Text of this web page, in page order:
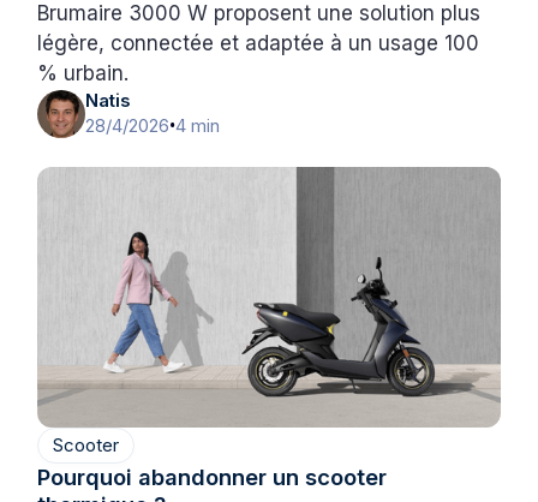
Brumaire 3000 W proposent une solution plus
légère, connectée et adaptée à un usage 100
% urbain.
Natis
28/4/2026•4 min
Scooter
Pourquoi abandonner un scooter